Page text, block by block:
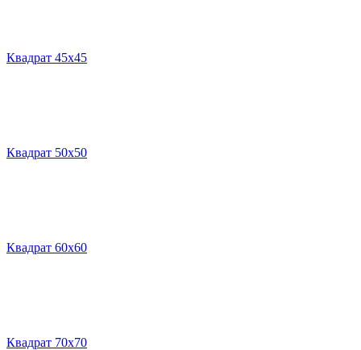
Квадрат 45х45
Квадрат 50х50
Квадрат 60х60
Квадрат 70х70